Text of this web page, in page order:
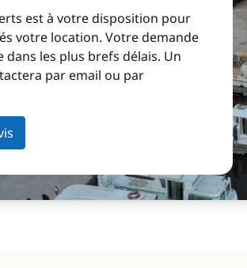
est à votre disposition pour
votre location. Votre demande
dans les plus brefs délais. Un
par email ou par